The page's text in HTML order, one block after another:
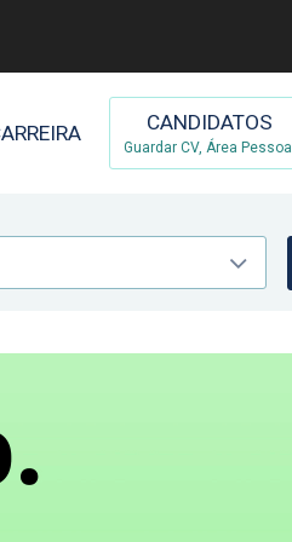
CANDIDATOS
Guardar CV, Área Pessoal